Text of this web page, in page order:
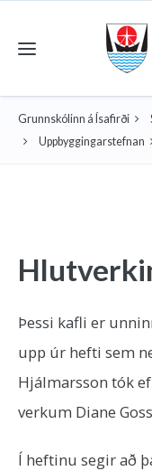
Toggle navigation
Grunnskólinn á Ísafirði
Uppbyggingarstefnan
Þessi kafli er
upp úr hefti sem
Hjálmarsson tók
verkum Diane
Í heftinu segir að